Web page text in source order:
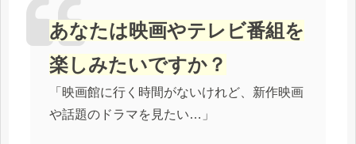
あなたは映画やテレビ番組を
楽しみたいですか？
「映画館に行く時間がないけれど、新作映画
や話題のドラマを見たい…」